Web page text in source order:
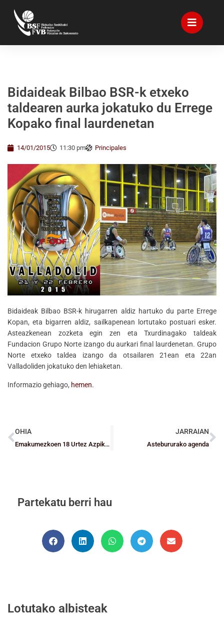
Bidaideak Bilbao BSR-k etxeko
taldearen aurka jokatuko du Errege
Kopako final laurdenetan
14/01/2015 11:30 pm Principales
Bidaideak Bilbao BSR-k hirugarren aldiz hartuko du parte Errege
Kopan, eta bigarren aldiz, sailkapenean lortutako postuari esker.
Asteazkenean zozketa egin zen eta Txurdinagako taldeak
Fundacion Grupo Norte izango du aurkari final laurdenetan. Grupo
Norte etxeko taldea izango da otsailaren 21ean eta 22an
Valladoliden jokatuko den lehiaketan.
Informazio gehiago, hemen.
OHIA
Emakumezkoen 18 Urtez Azpiko Nazioarteko VII. “Barakaldo Hiria” txapelketaren bideo laburpena
JARRAIAN
Astebururako agenda
Partekatu berri hau
Lotutako albisteak